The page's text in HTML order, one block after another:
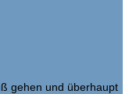
gehen und überhaupt